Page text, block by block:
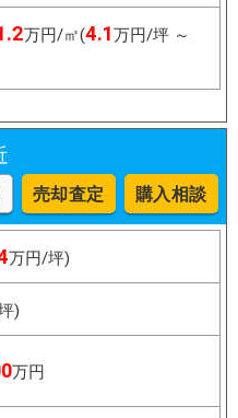
万円/㎡(4.1万円/坪 ～
売却査定 購入相談
万円/坪)
)
万円